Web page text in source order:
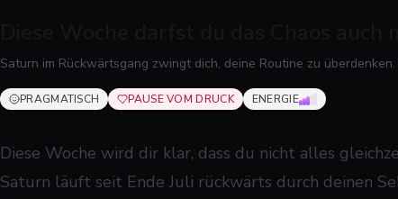
Saturn im Rückwärtsgang zwingt dich, deine Routine zu
PRAGMATISCH PAUSE VOM DRUCK ENERGIE
3VON 5
Diese Woche wird dir klar, dass du nicht alles
Saturn läuft seit Ende Juli rückwärts durch deinen